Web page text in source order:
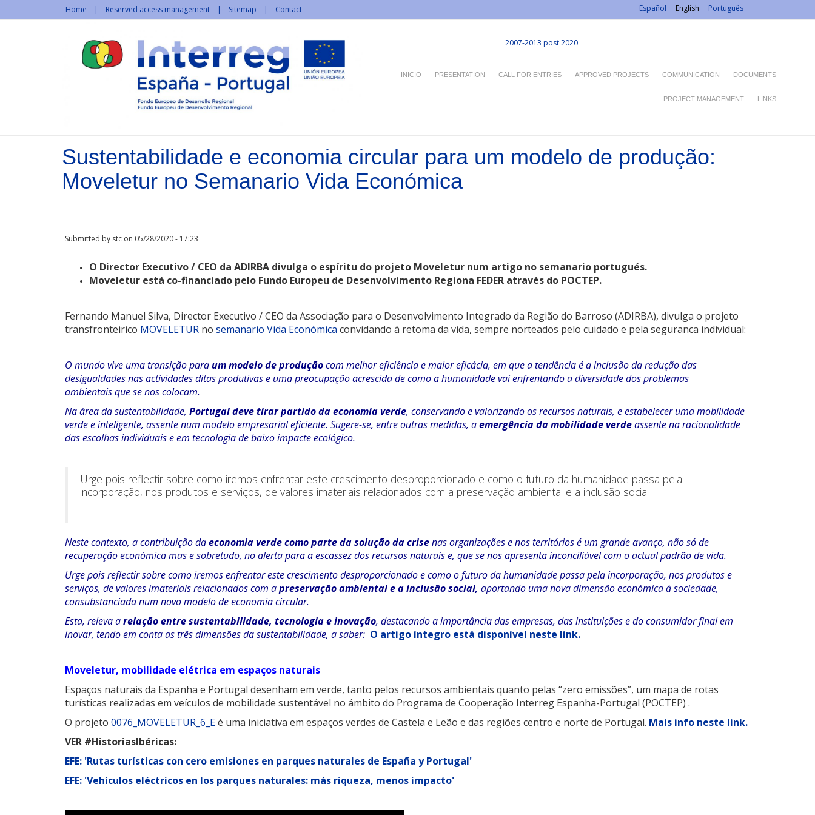
Skip to main contentHome Reserved access management Sitemap Contact Español English Português
INICIO PRESENTATION CALL FOR ENTRIES APPROVED PROJECTS COMMUNICATION DOCUMENTS
PROJECT MANAGEMENT LINKS
2007-2013 post 2020
Sustentabilidade e economia circular para um modelo de produção:
Moveletur no Semanario Vida Económica
Submitted by stc on 05/28/2020 - 17:23
O Director Executivo / CEO da ADIRBA divulga o espíritu do projeto Moveletur num artigo no semanario portugués.
Moveletur está co-financiado pelo Fundo Europeu de Desenvolvimento Regiona FEDER através do POCTEP.
Fernando Manuel Silva, Director Executivo / CEO da Associação para o Desenvolvimento Integrado da Região do Barroso (ADIRBA), divulga o projeto
transfronteirico MOVELETUR no semanario Vida Económica convidando à retoma da vida, sempre norteados pelo cuidado e pela seguranca individual:
O mundo vive uma transição paraum modelo de produçãocom melhor eficiência e maior eficácia, em que a tendência é a inclusão da redução das
desigualdades nas actividades ditas produtivas e uma preocupação acrescida de como a humanidade vai enfrentando a diversidade dos problemas
ambientais que se nos colocam.
Na área da sustentabilidade, Portugal deve tirar partido da economia verde, conservando e valorizando os recursos naturais, e estabelecer uma mobilidade
verde e inteligente, assente num modelo empresarial eficiente. Sugere-se, entre outras medidas, aemergência da mobilidade verdeassente na racionalidade
das escolhas individuais e em tecnologia de baixo impacte ecológico.
Urge pois reflectir sobre como iremos enfrentar este crescimento desproporcionado e como o futuro da humanidade passa pela
incorporação, nos produtos e serviços, de valores imateriais relacionados com a preservação ambiental e a inclusão social
Neste contexto, a contribuição daeconomia verde como parte da solução da crisenas organizações e nos territórios é um grande avanço, não só de
recuperação económica mas e sobretudo, no alerta para a escassez dos recursos naturais e, que se nos apresenta inconciliável com o actual padrão de vida.
Urge pois reflectir sobre como iremos enfrentar este crescimento desproporcionado e como o futuro da humanidade passa pela incorporação, nos produtos e
serviços, de valores imateriais relacionados com apreservação ambiental e a inclusão social, aportando uma nova dimensão económica à sociedade,
consubstanciada num novo modelo de economia circular.
Esta, releva arelação entre sustentabilidade, tecnologia e inovação, destacando a importância das empresas, das instituições e do consumidor final em
inovar, tendo em conta as três dimensões da sustentabilidade, a saber: O artigo íntegro está disponível neste link.
Moveletur, mobilidade elétrica em espaços naturais
Espaços naturais da Espanha e Portugal desenham em verde, tanto pelos recursos ambientais quanto pelas “zero emissões”, um mapa de rotas
turísticas realizadas em veículos de mobilidade sustentável no ámbito do Programa de Cooperação Interreg Espanha-Portugal (POCTEP) .
O projeto 0076_MOVELETUR_6_Eé uma iniciativa em espaços verdes de Castela e Leão e das regiões centro e norte de Portugal. Mais info neste link.
VER #HistoriasIbéricas:
EFE: 'Rutas turísticas con cero emisiones en parques naturales de España y Portugal'
EFE: 'Vehículos eléctricos en los parques naturales: más riqueza, menos impacto'